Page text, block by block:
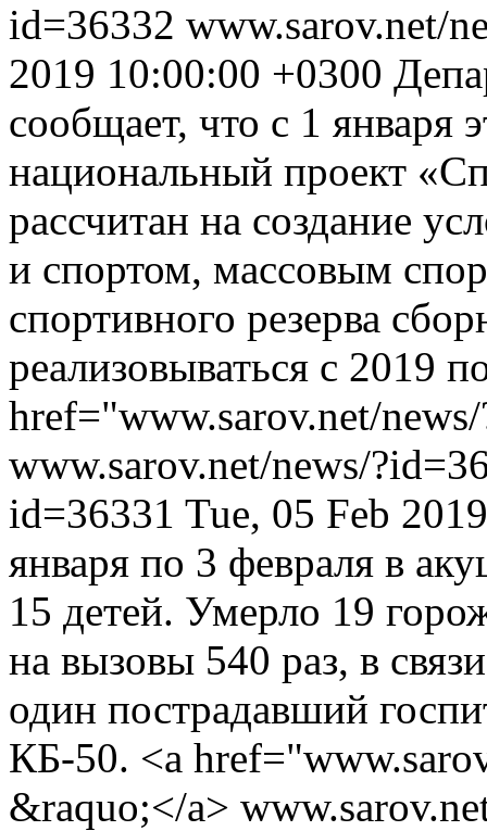
id=36332 www.sarov.net/
2019 10:00:00 +0300
сообщает, что с 1 января
национальный проект
рассчитан на создание
и спортом, массовым
спортивного резерва
реализовываться с 2019
href="www.sarov.net/
www.sarov.net/news/
id=36331 Tue, 05 Feb
января по 3 февраля в
15 детей. Умерло 19
на вызовы 540 раз, в
один пострадавший
КБ-50. <a
&raquo;</a>